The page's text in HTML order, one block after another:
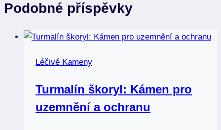
Podobné příspěvky
Léčivé Kameny
Turmalín škoryl: Kámen pro
uzemnění a ochranu